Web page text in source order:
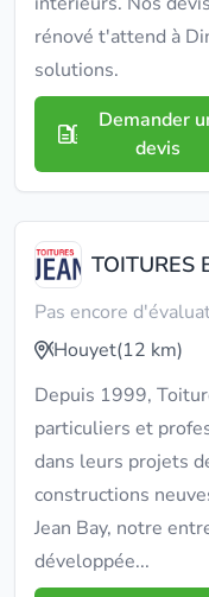
rénové t'attend à
solutions.
Demander
devis
TOITURES
Pas encore
Houyet(12 km)
Depuis 1999,
particuliers et
dans leurs projets
constructions
Jean Bay, notre
développée...